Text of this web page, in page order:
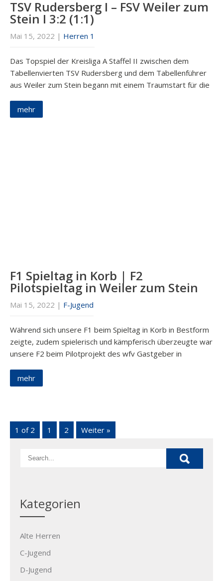
TSV Rudersberg I – FSV Weiler zum
Stein I 3:2 (1:1)
Mai 15, 2022 | Herren 1
Das Topspiel der Kreisliga A Staffel II zwischen dem
Tabellenvierten TSV Rudersberg und dem Tabellenführer
aus Weiler zum Stein begann mit einem Traumstart für die
mehr
F1 Spieltag in Korb | F2
Pilotspieltag in Weiler zum Stein
Mai 15, 2022 | F-Jugend
Während sich unsere F1 beim Spieltag in Korb in Bestform
zeigte, zudem spielerisch und kämpferisch überzeugte war
unsere F2 beim Pilotprojekt des wfv Gastgeber in
mehr
1 of 2 1 2 Weiter »
Kategorien
Alte Herren
C-Jugend
D-Jugend